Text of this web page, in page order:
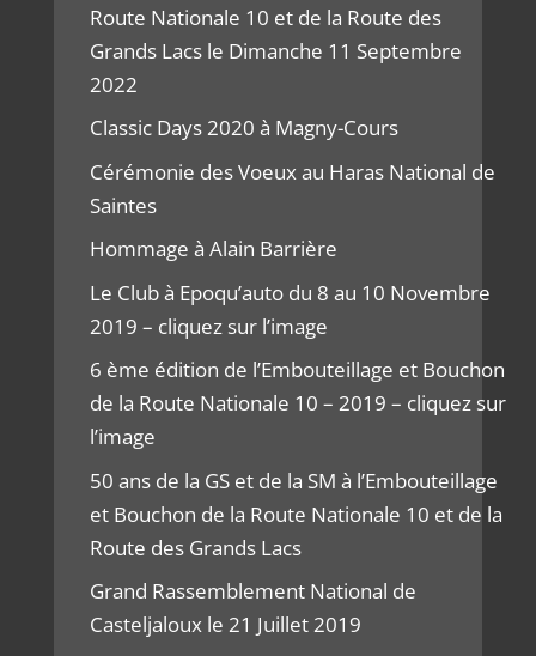
Route Nationale 10 et de la Route des
Grands Lacs le Dimanche 11 Septembre
2022
Classic Days 2020 à Magny-Cours
Cérémonie des Voeux au Haras National de
Saintes
Hommage à Alain Barrière
Le Club à Epoqu’auto du 8 au 10 Novembre
2019 – cliquez sur l’image
6 ème édition de l’Embouteillage et Bouchon
de la Route Nationale 10 – 2019 – cliquez sur
l’image
50 ans de la GS et de la SM à l’Embouteillage
et Bouchon de la Route Nationale 10 et de la
Route des Grands Lacs
Grand Rassemblement National de
Casteljaloux le 21 Juillet 2019